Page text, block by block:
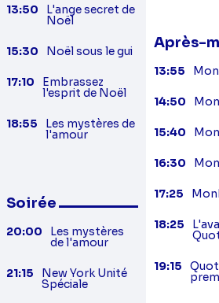
13:50 L'ange secret de
Noël
15:30 Noël sous le gui
17:10 Embrassez
l'esprit de Noël
18:55 Les mystères de
l'amour
Soirée
20:00 Les mystères
de l'amour
21:15 New York Unité
Spéciale
Après-
13:55
14:50
15:40
16:30
17:25
18:25
19:15